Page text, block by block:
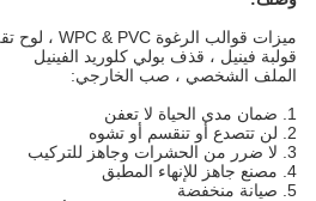
قولبة فينيل ، قذف بولي كلوريد الفينيل
الملف الشخصي ، صب الخارجي:
4. مصنع جاهز للإنهاء المطبق
5. صيانة منخفضة